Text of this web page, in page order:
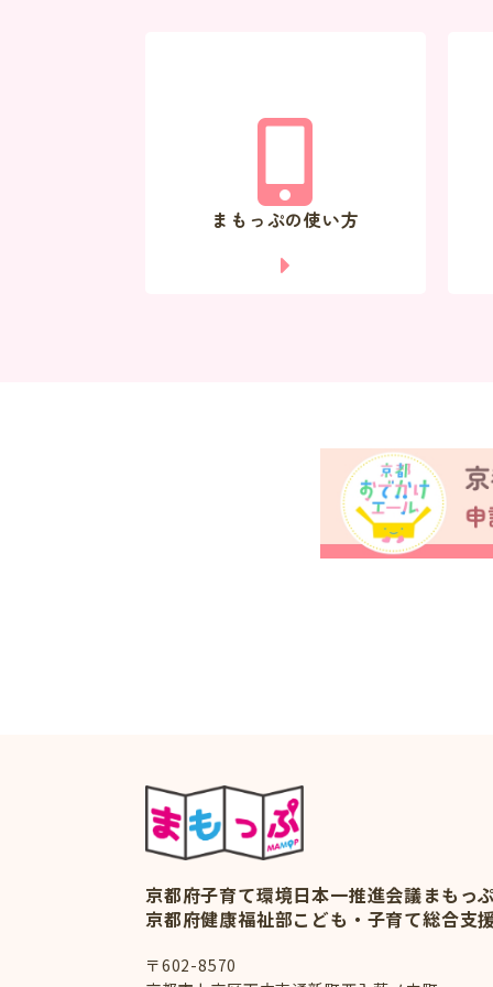
まもっぷの使い方
京都府子育て環境日本一推進会議まもっ
京都府健康福祉部こども・子育て総合支
〒602-8570